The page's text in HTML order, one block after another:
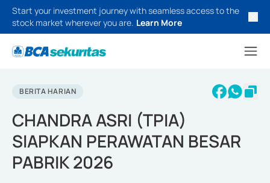
Start your investment journey with seamless access to the
stock market wherever you are. Learn More
BERITA HARIAN
CHANDRA ASRI (TPIA)
SIAPKAN PERAWATAN BESAR
PABRIK 2026